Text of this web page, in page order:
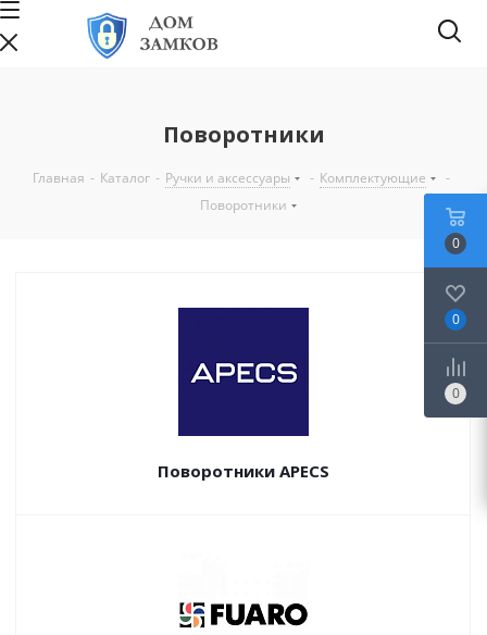
Поворотники
Главная - Каталог - Ручки и аксессуары - Комплектующие
-
Поворотники
Поворотники APECS
0
0
0